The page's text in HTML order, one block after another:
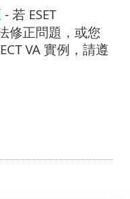
- 若 ESET
修正問題，或您
VA 實例，請遵